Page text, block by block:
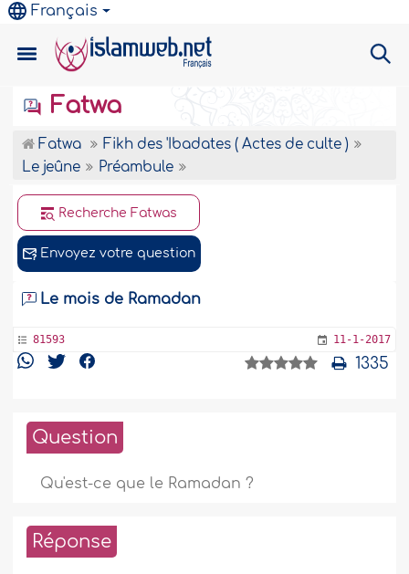
Français
Fatwa
Fatwa
Fikh des 'Ibadates ( Actes de culte )
Le jeûne
Préambule
Recherche Fatwas
Envoyez votre question
Le mois de Ramadan
81593 11-1-2017
1335
Question
Qu'est-ce que le Ramadan ?
Réponse